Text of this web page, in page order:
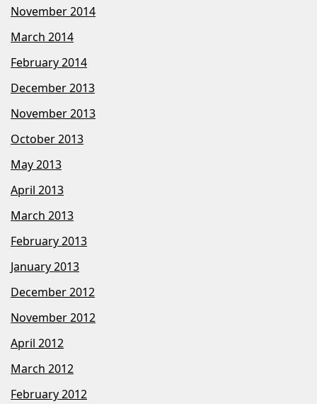
November 2014
March 2014
February 2014
December 2013
November 2013
October 2013
May 2013
April 2013
March 2013
February 2013
January 2013
December 2012
November 2012
April 2012
March 2012
February 2012